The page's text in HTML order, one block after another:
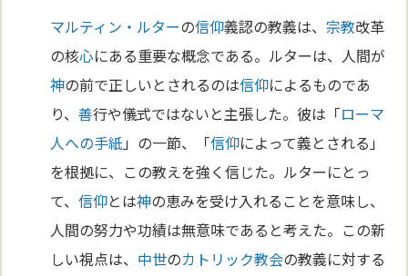
マルティン・ルターの信仰義認の教義は、 宗教改革
の核心にある重要な概念である。ルターは、人間が
神の前で正しいとされるのは信仰によるものであ
り、善行や儀式ではないと主張した。彼は「ローマ
人への手紙」の一節、「信仰によって義とされる」
を根拠に、この教えを強く信じた。ルターにとっ
て、信仰とは神の恵みを受け入れることを意味し、
人間の努力や功績は無意味であると考えた。この新
しい視点は、 中世のカトリック教会の教義に対する